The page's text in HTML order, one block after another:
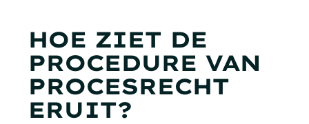
HOE ZIET DE
PROCEDURE VAN
PROCESRECHT
ERUIT?